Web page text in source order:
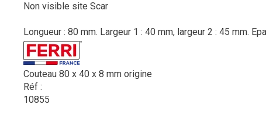
Non visible site Scar
Longueur : 80 mm. Largeur 1 : 40 mm, largeur 2 : 45 mm.
Couteau 80 x 40 x 8 mm origine
Réf :
10855